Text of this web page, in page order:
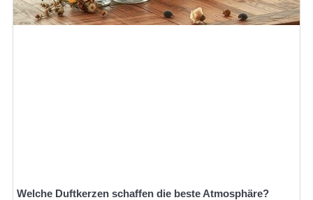
Welche Duftkerzen schaffen die beste Atmosphäre?